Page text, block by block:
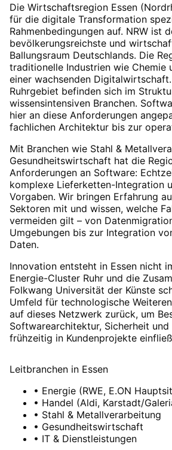
Die Wirtschaftsregion Essen
für die digitale Transformation
Rahmenbedingungen auf. NRW ist
bevölkerungsreichste und
Ballungsraum Deutschlands. Die
traditionelle Industrien wie Chemie
einer wachsenden
Ruhrgebiet befinden sich im
wissensintensiven Branchen.
hier an diese Anforderungen
fachlichen Architektur bis zur
Mit Branchen wie Stahl &
Gesundheitswirtschaft hat die
Anforderungen an Software:
komplexe Lieferketten-Integration
Vorgaben. Wir bringen Erfahrung
Sektoren mit und wissen, welche
vermeiden gilt – von
Umgebungen bis zur Integration
Daten.
Innovation entsteht in Essen nicht
Energie-Cluster Ruhr und die
Folkwang Universität der Künste
Umfeld für technologische
auf dieses Netzwerk zurück, um
Softwarearchitektur, Sicherheit
frühzeitig in Kundenprojekte
Leitbranchen in Essen
• Energie (RWE, E.ON
• Handel (Aldi, Karstadt/
• Stahl & Metallverarbeitung
• Gesundheitswirtschaft
• IT & Dienstleistungen